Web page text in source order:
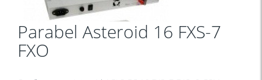
Parabel Asteroid 16 FXS-7
FXO